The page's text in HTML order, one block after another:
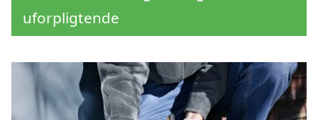
uforpligtende